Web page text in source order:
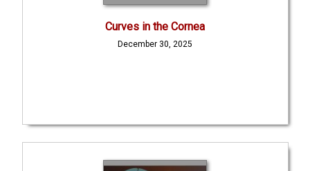
Curves in the Cornea
December 30, 2025